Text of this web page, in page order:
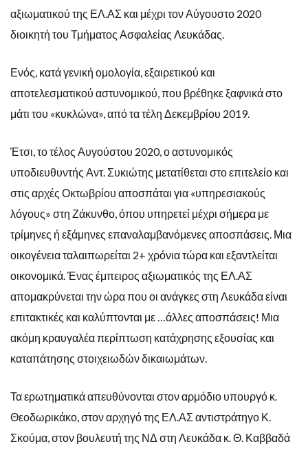
αξιωματικού της ΕΛ.ΑΣ και μέχρι τον Αύγουστο 2020
διοικητή του Τμήματος Ασφαλείας Λευκάδας.
Ενός, κατά γενική ομολογία, εξαιρετικού και
αποτελεσματικού αστυνομικού, που βρέθηκε ξαφνικά στο
μάτι του «κυκλώνα», από τα τέλη Δεκεμβρίου 2019.
Έτσι, το τέλος Αυγούστου 2020, ο αστυνομικός
υποδιευθυντής Αντ. Συκιώτης μετατίθεται στο επιτελείο και
στις αρχές Οκτωβρίου αποσπάται για «υπηρεσιακούς
λόγους» στη Ζάκυνθο, όπου υπηρετεί μέχρι σήμερα με
τρίμηνες ή εξάμηνες επαναλαμβανόμενες αποσπάσεις. Μια
οικογένεια ταλαιπωρείται 2+ χρόνια τώρα και εξαντλείται
οικονομικά. Ένας έμπειρος αξιωματικός της ΕΛ.ΑΣ
απομακρύνεται την ώρα που οι ανάγκες στη Λευκάδα είναι
επιτακτικές και καλύπτονται με …άλλες αποσπάσεις! Μια
ακόμη κραυγαλέα περίπτωση κατάχρησης εξουσίας και
καταπάτησης στοιχειωδών δικαιωμάτων.
Τα ερωτηματικά απευθύνονται στον αρμόδιο υπουργό κ.
Θεοδωρικάκο, στον αρχηγό της ΕΛ.ΑΣ αντιστράτηγο Κ.
Σκούμα, στον βουλευτή της ΝΔ στη Λευκάδα κ. Θ. Καββαδά